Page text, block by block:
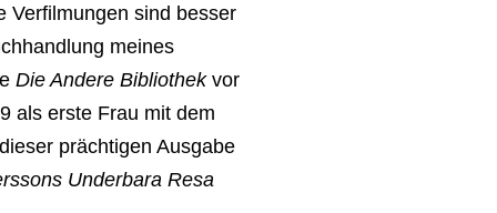
Verfilmungen sind besser
meines
Die Andere Bibliothekvor
als erste Frau mit dem
prächtigen Ausgabe
Underbara Resa